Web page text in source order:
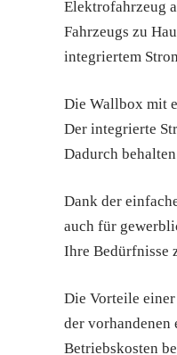
Elektrofahrzeug
Fahrzeugs zu
integriertem
Die Wallbox mit
Der integrierte
Dadurch
Dank der
auch für
Ihre Bedürfnisse
Die Vorteile
der
Betriebskosten